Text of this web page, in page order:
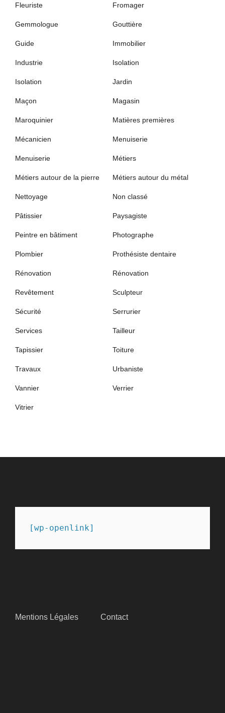
Fleuriste Fromager
Gemmologue Gouttière
Guide Immobilier
Industrie Isolation
Isolation Jardin
Maçon Magasin
Maroquinier Matières premières
Mécanicien Menuiserie
Menuiserie Métiers
Métiers autour de la pierre Métiers autour du métal
Nettoyage Non classé
Pâtissier Paysagiste
Peintre en bâtiment Photographe
Plombier Prothésiste dentaire
Rénovation Rénovation
Revêtement Sculpteur
Sécurité Serrurier
Services Tailleur
Tapissier Toiture
Travaux Urbaniste
Vannier Verrier
Vitrier
[wp-openlink]
Mentions Légales Contact